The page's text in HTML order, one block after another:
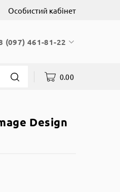
Особистий кабінет
(097) 461-81-22
0.00
Design